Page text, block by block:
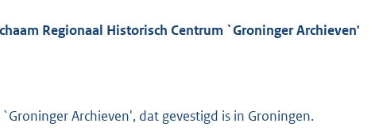
Regionaal Historisch Centrum `Groninger Archieven'
Archieven', dat gevestigd is in Groningen.